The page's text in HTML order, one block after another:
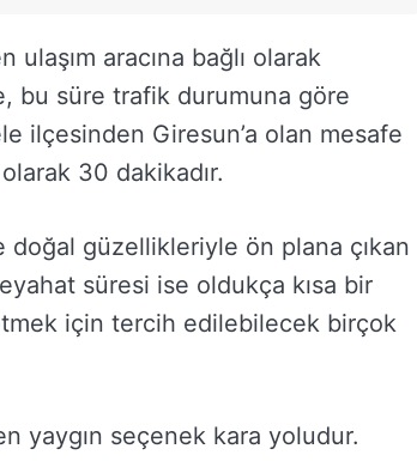
aracına bağlı olarak
bu süre trafik durumuna göre
ilçesinden Giresun’a olan mesafe
30 dakikadır.
doğal güzellikleriyle ön plana çıkan
süresi ise oldukça kısa bir
için tercih edilebilecek birçok
yaygın seçenek kara yoludur.